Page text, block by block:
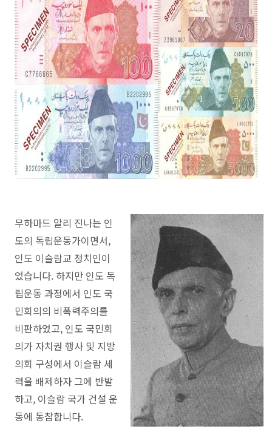
무하마드 알리 진나는 인
도의 독립운동가이면서,
인도 이슬람교 정치인이
었습니다. 하지만 인도 독
립운동 과정에서 인도 국
민회의의 비폭력주의를
비판하였고, 인도 국민회
의가 자치권 행사 및 지방
의회 구성에서 이슬람 세
력을 배제하자 그에 반발
하고, 이슬람 국가 건설 운
동에 동참합니다.